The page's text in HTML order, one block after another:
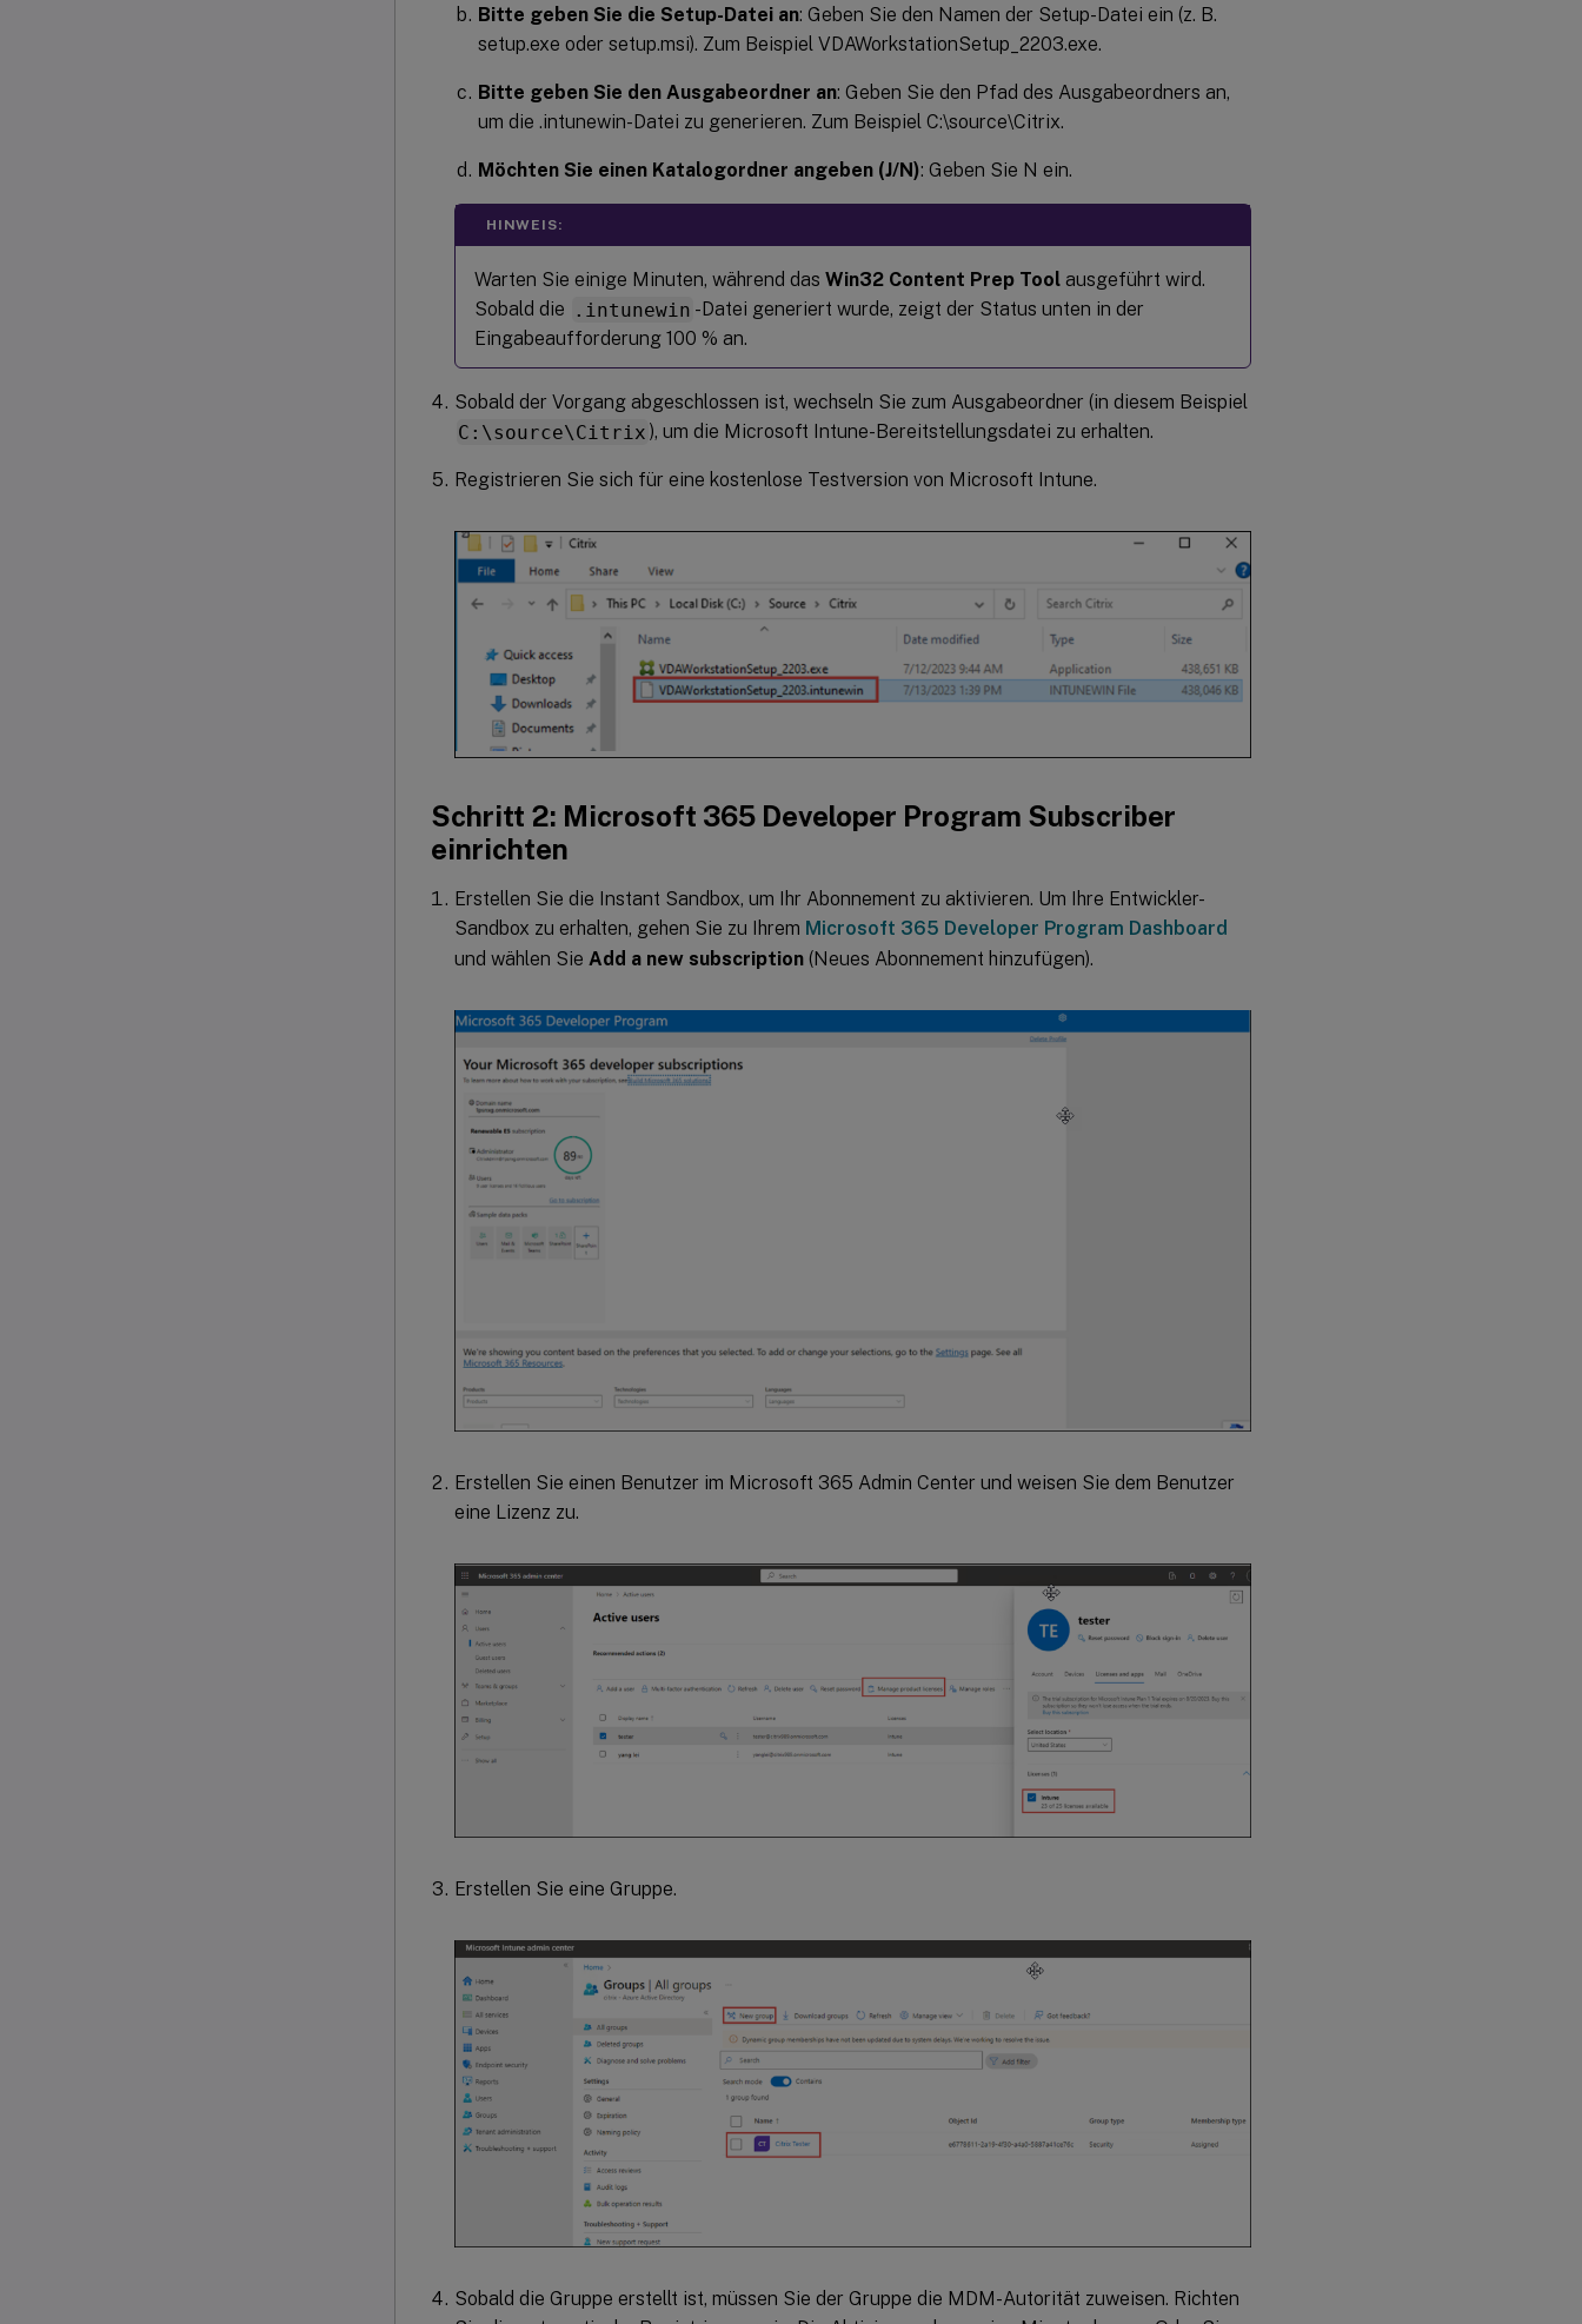
Bitte geben Sie die Setup-Datei an: Geben Sie den Namen der Setup-Datei ein (z. B.
setup.exe oder setup.msi). Zum Beispiel VDAWorkstationSetup_2203.exe.
Bitte geben Sie den Ausgabeordner an: Geben Sie den Pfad des Ausgabeordners an,
um die .intunewin-Datei zu generieren. Zum Beispiel C:\source\Citrix.
Möchten Sie einen Katalogordner angeben (J/N): Geben Sie N ein.
HINWEIS:
Warten Sie einige Minuten, während das Win32 Content Prep Tool ausgeführt wird.
Sobald die
.intunewin -Datei generiert wurde, zeigt der Status unten in der
Eingabeaufforderung 100 % an.
Sobald der Vorgang abgeschlossen ist, wechseln Sie zum Ausgabeordner (in diesem Beispiel
C:\source\Citrix ), um die Microsoft Intune-Bereitstellungsdatei zu erhalten.
Registrieren Sie sich für eine kostenlose Testversion von Microsoft Intune.
Schritt 2: Microsoft 365 Developer Program Subscriber
einrichten
Erstellen Sie die Instant Sandbox, um Ihr Abonnement zu aktivieren. Um Ihre Entwickler-
Sandbox zu erhalten, gehen Sie zu Ihrem Microsoft 365 Developer Program Dashboard
und wählen Sie Add a new subscription (Neues Abonnement hinzufügen).
Erstellen Sie einen Benutzer im Microsoft 365 Admin Center und weisen Sie dem Benutzer
eine Lizenz zu.
Erstellen Sie eine Gruppe.
Sobald die Gruppe erstellt ist, müssen Sie der Gruppe die MDM-Autorität zuweisen. Richten